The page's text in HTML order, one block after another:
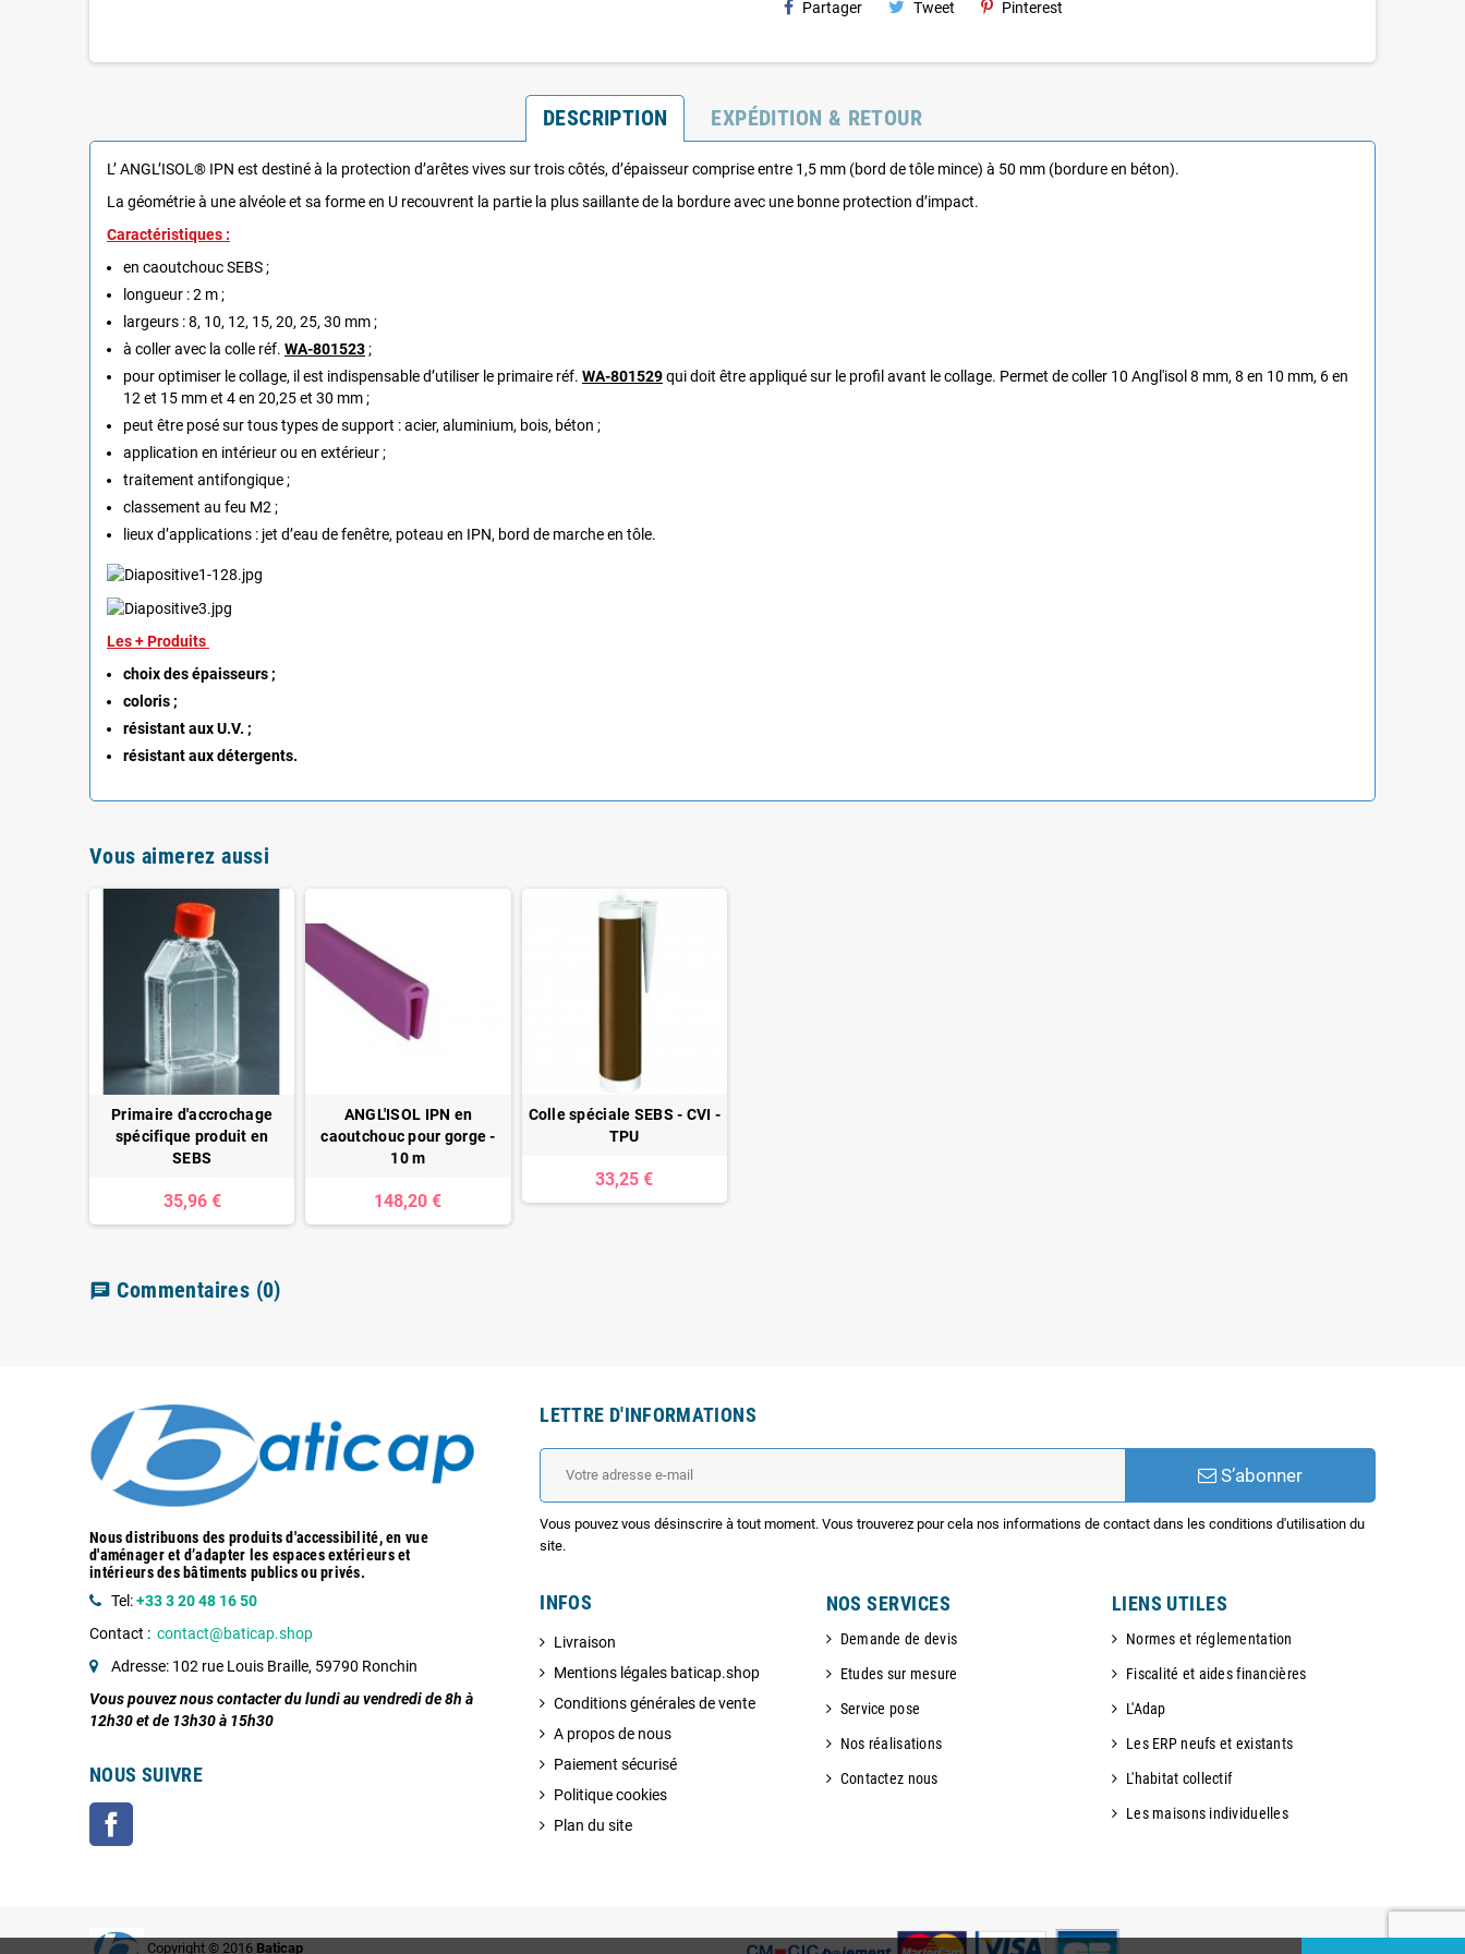
Partager Tweet Pinterest
DESCRIPTION EXPÉDITION & RETOUR
L’ ANGL’ISOL® IPN est destiné à la protection d’arêtes vives sur trois côtés, d’épaisseur comprise entre 1,5 mm (bord de tôle mince) à 50 mm (bordure en béton).
La géométrie à une alvéole et sa forme en U recouvrent la partie la plus saillante de la bordure avec une bonne protection d’impact.
Caractéristiques :
en caoutchouc SEBS ;
longueur : 2 m ;
largeurs : 8, 10, 12, 15, 20, 25, 30 mm ;
à coller avec la colle réf. WA-801523;
pour optimiser le collage, il est indispensable d’utiliser le primaire réf. WA-801529qui doit être appliqué sur le profil avant le collage. Permet de coller 10 Angl'isol 8 mm, 8 en 10 mm, 6 en
12 et 15 mm et 4 en 20,25 et 30 mm ;
peut être posé sur tous types de support : acier, aluminium, bois, béton ;
application en intérieur ou en extérieur ;
traitement antifongique ;
classement au feu M2 ;
lieux d’applications : jet d’eau de fenêtre, poteau en IPN, bord de marche en tôle.
Les + Produits
choix des épaisseurs ;
coloris ;
résistant aux U.V. ;
résistant aux détergents.
Vous aimerez aussi
Primaire d'accrochage
spécifique produit en
SEBS
35,96 €
ANGL'ISOL IPN en
caoutchouc pour gorge -
10 m
148,20 €
Colle spéciale SEBS - CVI -
TPU
33,25 €
chat Commentaires (0)
Nous distribuons des produits d'accessibilité, en vue
d'aménager et d’adapter les espaces extérieurs et
intérieurs des bâtiments publics ou privés.
Tel:+33 3 20 48 16 50
Contact : contact@baticap.shop
Adresse: 102 rue Louis Braille, 59790 Ronchin
Vous pouvez nous contacter du lundi au vendredi de 8h à
12h30 et de 13h30 à 15h30
NOUS SUIVRE
LETTRE D'INFORMATIONS
S’abonner
Vous pouvez vous désinscrire à tout moment. Vous trouverez pour cela nos informations de contact dans les conditions d'utilisation du
site.
INFOS
Livraison
Mentions légales baticap.shop
Conditions générales de vente
A propos de nous
Paiement sécurisé
Politique cookies
Plan du site
NOS SERVICES
Demande de devis
Etudes sur mesure
Service pose
Nos réalisations
Contactez nous
LIENS UTILES
Normes et réglementation
Fiscalité et aides financières
L'Adap
Les ERP neufs et existants
L'habitat collectif
Les maisons individuelles
Copyright © 2016 Baticap